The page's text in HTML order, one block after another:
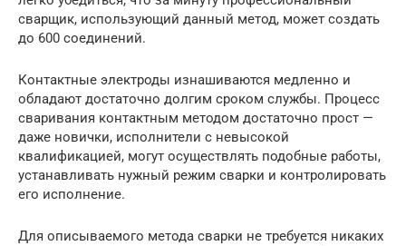
сварщик, использующий данный метод, может создать
до 600 соединений.
Контактные электроды изнашиваются медленно и
обладают достаточно долгим сроком службы. Процесс
сваривания контактным методом достаточно прост —
даже новички, исполнители с невысокой
квалификацией, могут осуществлять подобные работы,
устанавливать нужный режим сварки и контролировать
его исполнение.
Для описываемого метода сварки не требуется никаких